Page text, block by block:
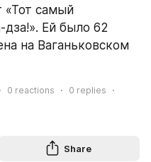
«Тот самый
Ей было 62
на Ваганьковском
0 reactions 0 replies
Share